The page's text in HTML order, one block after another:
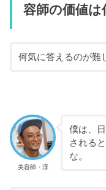
容師の価値は
何気に答えるのが難
美容師・淳
僕は、
される
な。